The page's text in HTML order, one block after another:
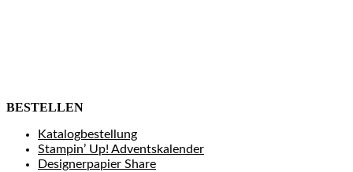
BESTELLEN
Katalogbestellung
Stampin’ Up! Adventskalender
Designerpapier Share